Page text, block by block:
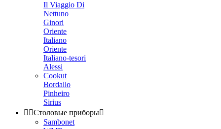
Il Viaggio Di
Nettuno
Ginori
Oriente
Italiano
Oriente
Italiano-tesori
Alessi
Cookut
Bordallo
Pinheiro
Sirius
 Столовые приборы
Sambonet